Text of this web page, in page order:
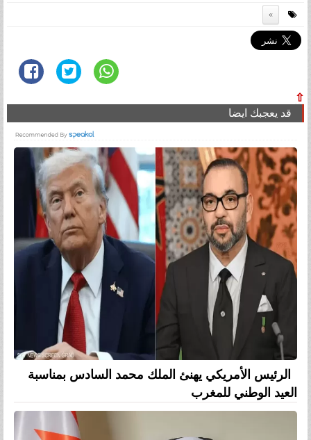
⇧
قد يعجبك ايضا
الرئيس الأمريكي يهنئ الملك محمد السادس بمناسبة
العيد الوطني للمغرب